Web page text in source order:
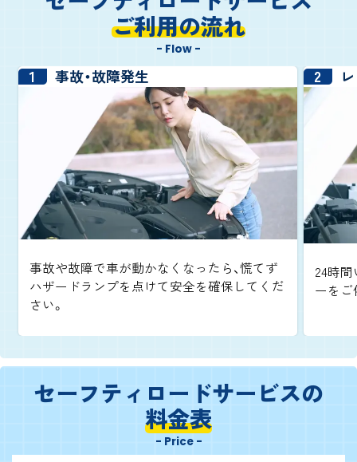
ご利用の流れ
- Flow -
1 事故・故障発生
事故や故障で車が動かなくなったら、慌てず
ハザードランプを点けて安全を確保してくだ
さい。
2
24時間
ーをご
セーフティロードサービスの
料金表
- Price -